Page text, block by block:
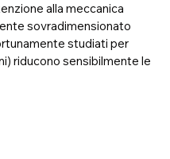
alla meccanica
sovradimensionato
studiati per
riducono sensibilmente le